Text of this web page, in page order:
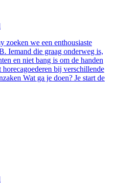
zoeken we een enthousiaste
Iemand die graag onderweg is,
en niet bang is om de handen
bij verschillende
Wat ga je doen? Je start de